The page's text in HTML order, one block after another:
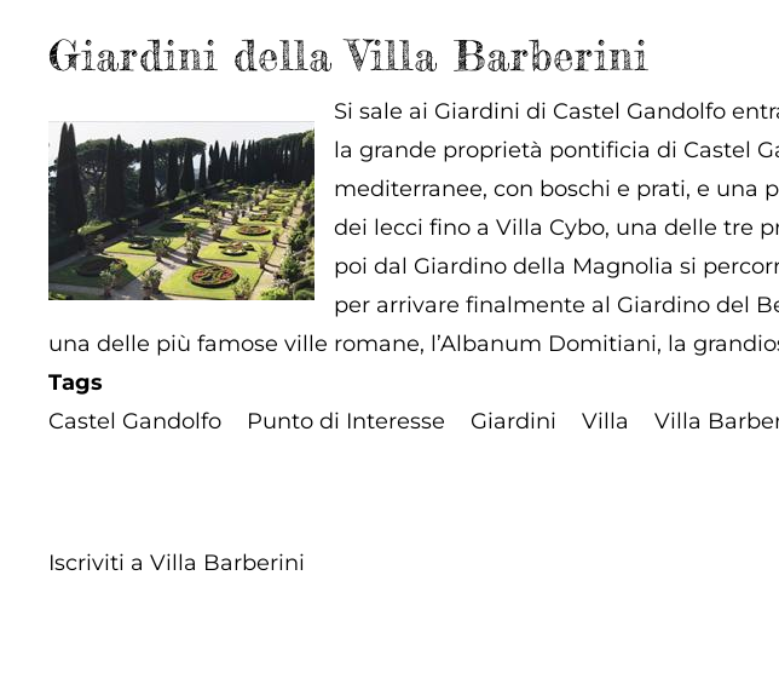
Giardini della Villa Barberini
Si sale ai Giardini di Castel Gandolfo
la grande proprietà pontificia di Castel
mediterranee, con boschi e prati, e una
dei lecci fino a Villa Cybo, una delle tre
poi dal Giardino della Magnolia si
per arrivare finalmente al Giardino del
una delle più famose ville romane, l’Albanum Domitiani, la
Tags
Castel Gandolfo
Punto di Interesse Giardini Villa Villa
Iscriviti a Villa Barberini